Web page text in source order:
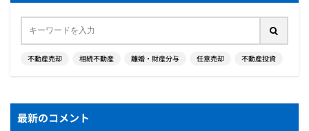
不動産売却 相続不動産 離婚・財産分与 任意売却 不動産投資
最新のコメント